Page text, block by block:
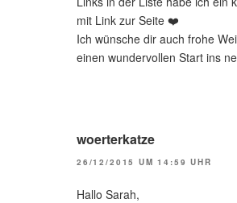
mit Link zur Seite ❤️
Ich wünsche dir auch frohe
einen wundervollen Start ins
woerterkatze
26/12/2015 UM 14:59 UHR
Hallo Sarah,